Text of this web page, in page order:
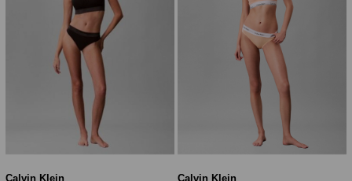
Calvin Klein Calvin Klein